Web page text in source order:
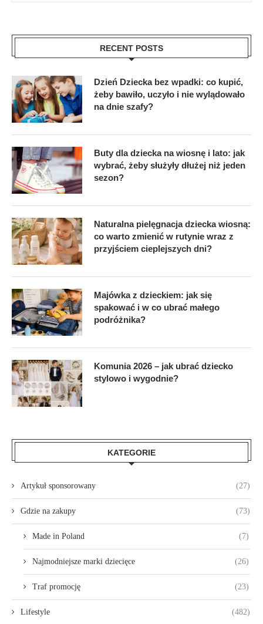
RECENT POSTS
Dzień Dziecka bez wpadki: co kupić,
żeby bawiło, uczyło i nie wylądowało
na dnie szafy?
Buty dla dziecka na wiosnę i lato: jak
wybrać, żeby służyły dłużej niż jeden
sezon?
Naturalna pielęgnacja dziecka wiosną:
co warto zmienić w rutynie wraz z
przyjściem cieplejszych dni?
Majówka z dzieckiem: jak się
spakować i w co ubrać małego
podróżnika?
Komunia 2026 – jak ubrać dziecko
stylowo i wygodnie?
KATEGORIE
Artykuł sponsorowany (27)
Gdzie na zakupy (73)
Made in Poland (7)
Najmodniejsze marki dziecięce (26)
Traf promocję (23)
Lifestyle (482)